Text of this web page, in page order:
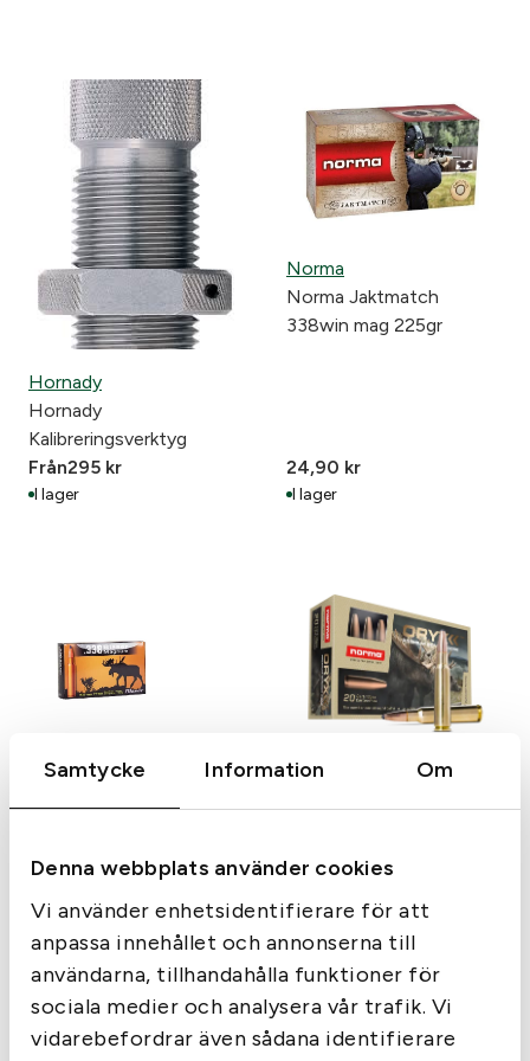
Samtycke Information Om
Denna webbplats använder cookies
Vi använder enhetsidentifierare för att
anpassa innehållet och annonserna till
användarna, tillhandahålla funktioner för
sociala medier och analysera vår trafik. Vi
vidarebefordrar även sådana identifierare
Hornady
Hornady
Kalibreringsverktyg
Från295 kr
I lager
Norma
Norma Jaktmatch
338win mag 225gr
24,90 kr
I lager
Blaser Barnes TTSX
1 895kr
Slut i lager
Norma
1 140kr
Slut i lager